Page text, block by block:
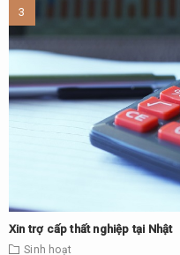
Xin trợ cấp thất nghiệp tại Nhật
Sinh hoạt